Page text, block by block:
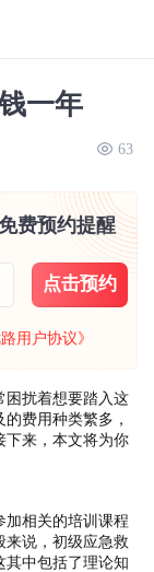
一年
63
费预约提醒
点击预约
路用户协议》
困扰着想要踏入这
费用种类繁多，
下来，本文将为你
加相关的培训课程
来说，初级应急救
其中包括了理论知